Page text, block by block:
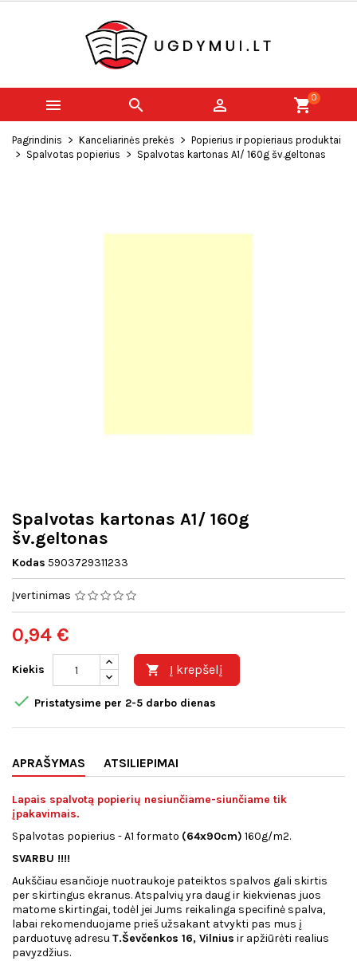
   shopping_cart0
Pagrindinis Kanceliarinės prekės
Popierius ir popieriaus produktai
Spalvotas popierius
Spalvotas kartonas A1/ 160g šv.geltonas
Spalvotas kartonas A1/ 160g
šv.geltonas
Kodas 5903729311233
Įvertinimas
0,94 €
Kiekis  Į krepšelį
 Pristatysime per 2-5 darbo dienas
APRAŠYMAS ATSILIEPIMAI
Lapais spalvotą popierių nesiunčiame-siunčiame tik
įpakavimais.
Spalvotas popierius - A1 formato (64x90cm) 160g/m2.
SVARBU !!!!
Aukščiau esančioje nuotraukoje pateiktos spalvos gali skirtis
per skirtingus ekranus. Atspalvių yra daug ir kiekvienas juos
matome skirtingai, todėl jei Jums reikalinga specifinė spalva,
labai rekomenduojame prieš užsakant atvykti pas mus į
parduotuvę adresu T.Ševčenkos 16, Vilnius ir apžiūrėti realius
pavyzdžius.